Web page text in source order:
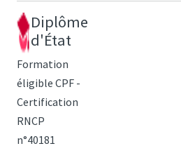
Diplôme
d'État
Formation
éligible CPF -
Certification
RNCP
n°40181